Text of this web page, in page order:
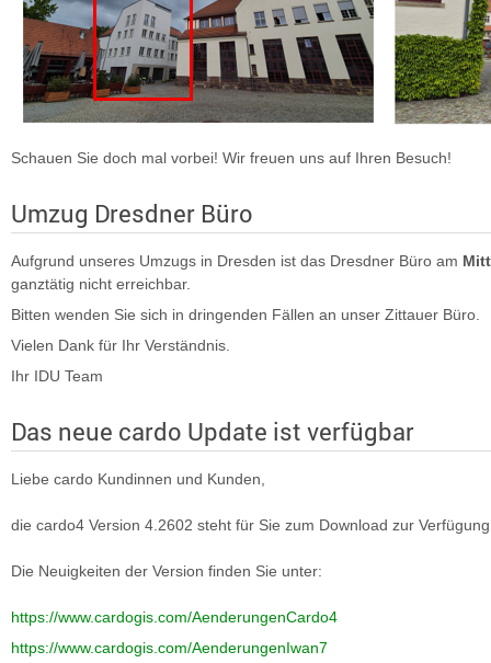
Schauen Sie doch mal vorbei! Wir freuen uns auf Ihren Besuch!
Umzug Dresdner Büro
Aufgrund unseres Umzugs in Dresden ist das Dresdner Büro am
ganztätig nicht erreichbar.
Bitten wenden Sie sich in dringenden Fällen an unser Zittauer Büro.
Vielen Dank für Ihr Verständnis.
Ihr IDU Team
Das neue cardo Update ist verfügbar
Liebe cardo Kundinnen und Kunden,
die cardo4 Version 4.2602 steht für Sie zum Download zur
Die Neuigkeiten der Version finden Sie unter:
https://www.cardogis.com/AenderungenCardo4
https://www.cardogis.com/AenderungenIwan7